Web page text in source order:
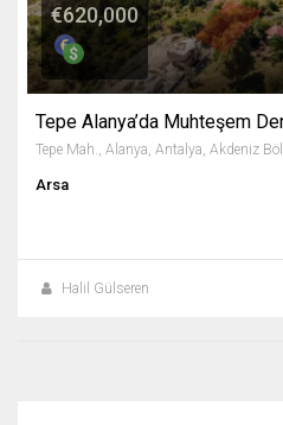
€620,000
Tepe Alanya’da Muhteşem
Arsa
Halil Gülseren